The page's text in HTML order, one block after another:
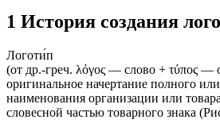
1 История создания
Логоти́п
(от др.-греч. λόγος — слово + τύπος —
оригинальное начертание полного
наименования организации или
словесной частью товарного знака